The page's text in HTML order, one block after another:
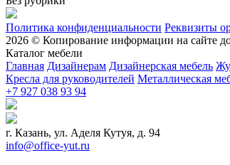
Политика конфиденциальности Реквизиты
2026 © Копирование информации на сайте
Каталог мебели
Главная Дизайнерам Дизайнерская мебель
Кресла для руководителей Металлическая
+7 927 038 93 94
г. Казань, ул. Аделя Кутуя, д. 94
info@office-yut.ru